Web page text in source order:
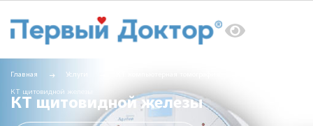
Главная Услуги
КТ щитовидной железы
КТ щитовидной железы